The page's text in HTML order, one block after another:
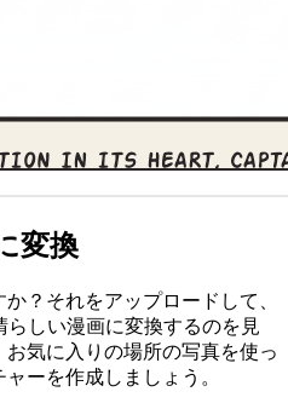
変換
？それをアップロードして、
しい漫画に変換するのを見
気に入りの場所の写真を使っ
ーを作成しましょう。